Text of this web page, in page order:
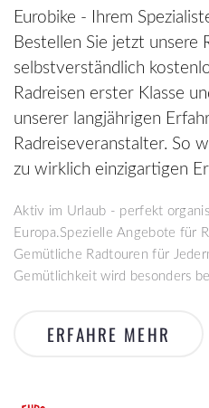
Eurobike - Ihrem
Bestellen Sie jetzt unsere
selbstverständlich
Radreisen erster Klasse
unserer langjährigen
Radreiseveranstalter. So
zu wirklich einzigartigen
Aktiv im Urlaub - perfekt
Europa.Spezielle Angebote für
Gemütliche Radtouren für
Gemütlichkeit wird besonders
ERFAHRE MEHR